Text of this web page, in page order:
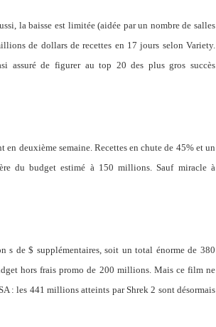
la baisse est limitée (aidée par un nombre de salles
de dollars de recettes en 17 jours selon Variety.
assuré de figurer au top 20 des plus gros succès
en deuxième semaine. Recettes en chute de 45% et un
du budget estimé à 150 millions. Sauf miracle à
s de $ supplémentaires, soit un total énorme de 380
hors frais promo de 200 millions. Mais ce film ne
: les 441 millions atteints par Shrek 2 sont désormais